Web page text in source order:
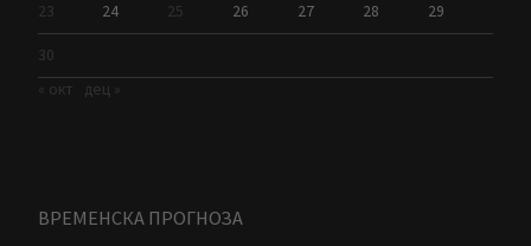
23 24 25 26 27 28 29
30
« окт
дец »
ВРЕМЕНСКА ПРОГНОЗА